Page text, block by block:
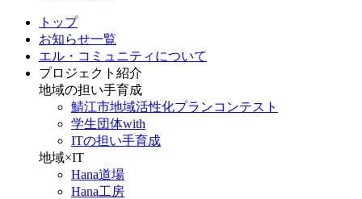
トップ
お知らせ一覧
エル・コミュニティについて
プロジェクト紹介
地域の担い手育成
鯖江市地域活性化プランコンテスト
学生団体with
ITの担い手育成
地域×IT
Hana道場
Hana工房